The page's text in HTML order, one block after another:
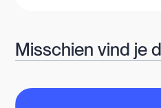
Misschien vind je